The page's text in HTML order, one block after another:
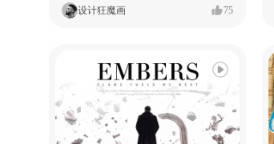
设计狂魔画 75